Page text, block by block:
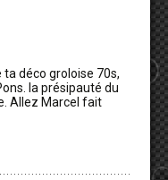
déco groloise 70s,
la présipauté du
Allez Marcel fait